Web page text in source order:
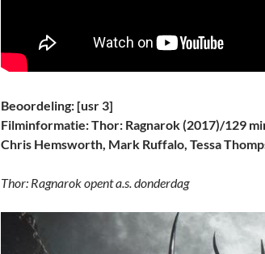
Beoordeling: [usr 3]
Filminformatie: Thor: Ragnarok (2017)/129
Chris Hemsworth, Mark Ruffalo, Tessa
Thor: Ragnarok opent a.s. donderdag